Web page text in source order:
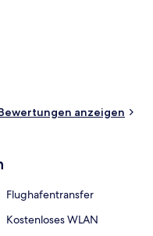
anzeigen
Flughafentransfer
Kostenloses WLAN